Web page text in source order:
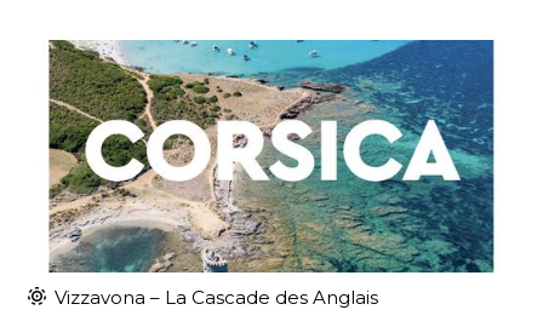
Vizzavona – La Cascade des Anglais